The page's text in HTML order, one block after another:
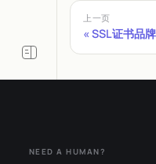
上一页
SSL证书品
NEED A HUMAN?